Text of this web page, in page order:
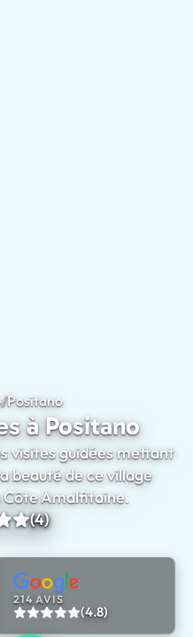
/PositanoVisites Guidées à
à Positano
visites guidées mettant
beauté de ce village
Amalfitaine.
(4)
214 AVIS
(4.8)